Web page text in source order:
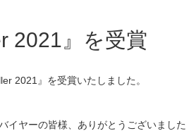
2021』を受賞
2021』を受賞いたしました。
ヤーの皆様、ありがとうございました